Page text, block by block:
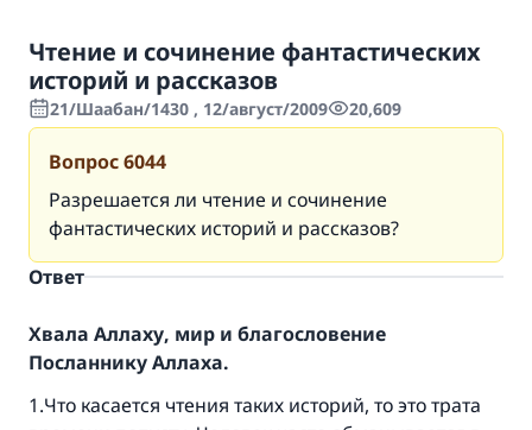
Чтение и сочинение фантастических
историй и рассказов
21/Шаабан/1430 , 12/август/2009 20,609
Вопрос6044
Разрешается ли чтение и сочинение
фантастических историй и рассказов?
Ответ
Хвала Аллаху, мир и благословение
Посланнику Аллаха.
1.Что касается чтения таких историй, то это трата